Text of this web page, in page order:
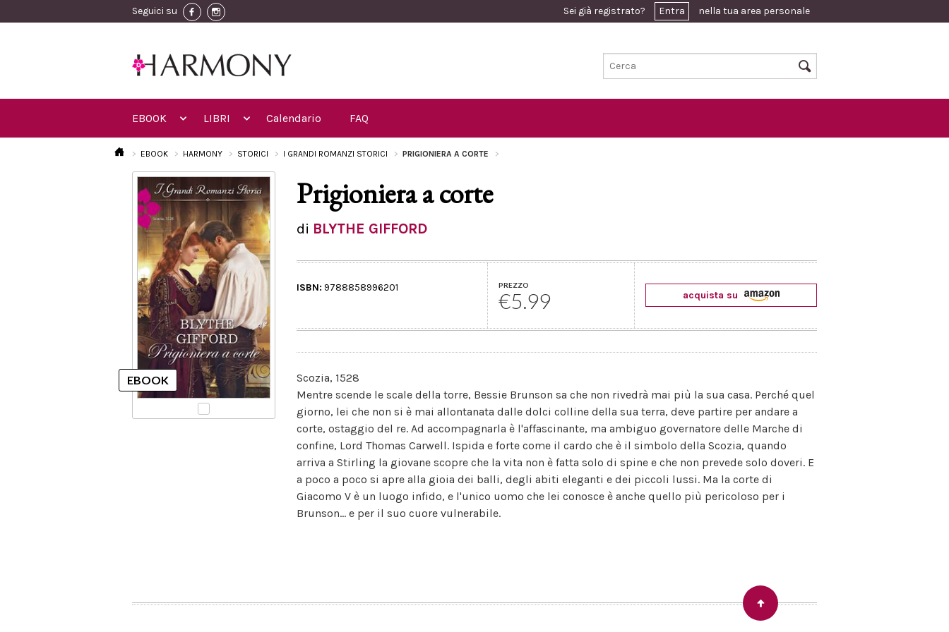
Seguici su Sei già registrato? Entra nella tua area personale
EBOOK LIBRI Calendario FAQ
EBOOK HARMONY STORICI I GRANDI ROMANZI STORICI PRIGIONIERA A CORTE
Prigioniera a corte
di BLYTHE GIFFORD
ISBN: 9788858996201 PREZZO
€5.99 acquista su
Scozia, 1528
Mentre scende le scale della torre, Bessie Brunson sa che non rivedrà mai più la sua casa. Perché quel
giorno, lei che non si è mai allontanata dalle dolci colline della sua terra, deve partire per andare a
corte, ostaggio del re. Ad accompagnarla è l'affascinante, ma ambiguo governatore delle Marche di
confine, Lord Thomas Carwell. Ispida e forte come il cardo che è il simbolo della Scozia, quando
arriva a Stirling la giovane scopre che la vita non è fatta solo di spine e che non prevede solo doveri. E
a poco a poco si apre alla gioia dei balli, degli abiti eleganti e dei piccoli lussi. Ma la corte di
Giacomo V è un luogo infido, e l'unico uomo che lei conosce è anche quello più pericoloso per i
Brunson... e per il suo cuore vulnerabile.